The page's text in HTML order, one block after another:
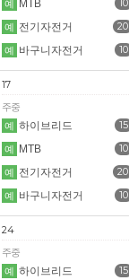
10
예
MTB
20
예 전기자전거
10
예 바구니자전거
17
주중
15
예 하이브리드
10
예
MTB
20
예 전기자전거
10
예 바구니자전거
24
주중
15
예 하이브리드